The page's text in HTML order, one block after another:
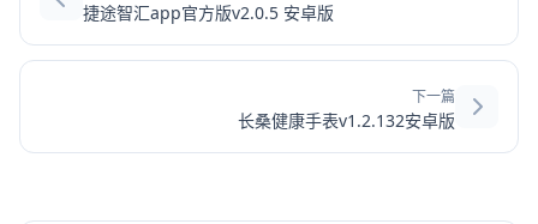
捷途智汇app官方版v2.0.5 安卓版
下一篇
长桑健康手表v1.2.132安卓版